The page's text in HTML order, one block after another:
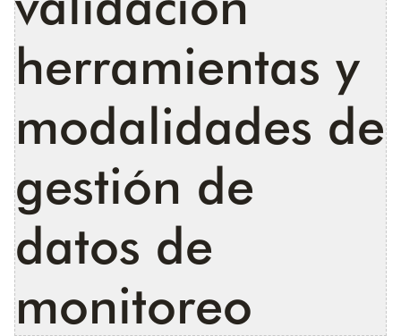
herramientas y
modalidades de
gestión de
datos de
monitoreo